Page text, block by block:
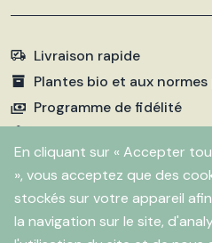
En cliquant sur « Accepter
», vous acceptez que des
stockés sur votre appareil
la navigation sur le site,
Livraison rapide
Plantes bio et aux
Programme de fidélité
Paiements sécurisés
2026 Pharmacie